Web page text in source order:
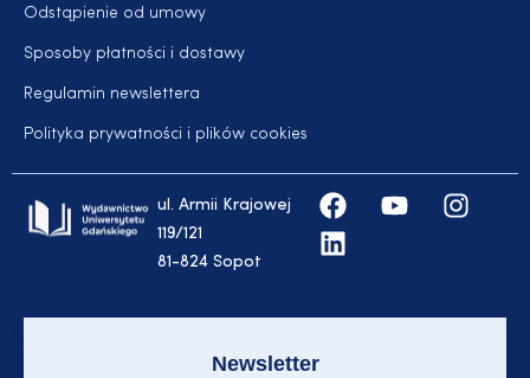
Odstąpienie od umowy
Sposoby płatności i dostawy
Regulamin newslettera
Polityka prywatności i plików cookies
ul. Armii Krajowej
119/121
81-824 Sopot
Newsletter